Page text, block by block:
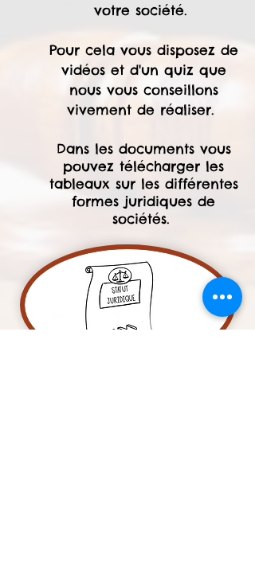
votre société.
Pour cela vous disposez de
vidéos et d'un quiz que
nous vous conseillons
vivement de réaliser.
Dans les documents vous
pouvez télécharger les
tableaux sur les différentes
formes juridiques de
sociétés.